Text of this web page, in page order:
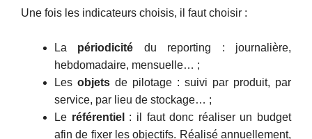
Une fois les indicateurs choisis, il faut choisir :
La périodicité du reporting : journalière,
hebdomadaire, mensuelle… ;
Les objets de pilotage : suivi par produit, par
service, par lieu de stockage… ;
Le référentiel
: il faut donc réaliser un budget
afin de fixer les objectifs. Réalisé annuellement,